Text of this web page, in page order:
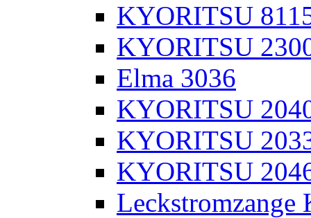
KYORITSU
KYORITSU
Elma 3036
KYORITSU
KYORITSU
KYORITSU
Leckstromzange